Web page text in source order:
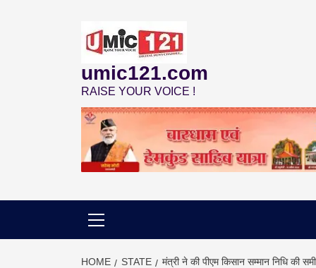
umic121.com
RAISE YOUR VOICE !
HOME STATE मंत्री ने की पीएम किसान सम्मान निधि की